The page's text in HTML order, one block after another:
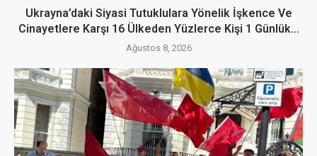
Ukrayna’daki Siyasi Tutuklulara Yönelik İşkence Ve
Cinayetlere Karşı 16 Ülkeden Yüzlerce Kişi 1 Günlük...
Ağustos 8, 2026